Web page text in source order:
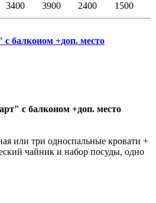
3400 3900 2400 1500
балконом +доп. место
с балконом +доп. место
или три односпальные кровати +
чайник и набор посуды, одно